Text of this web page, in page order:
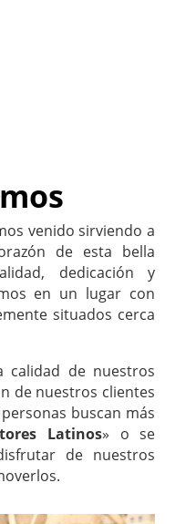
venido sirviendo a
de esta bella
dedicación y
en un lugar con
situados cerca
calidad de nuestros
de nuestros clientes
buscan más
Latinos» o se
de nuestros